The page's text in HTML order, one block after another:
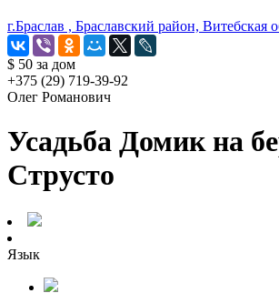
г.Браслав , Браславский район, Витебская
$ 50 за дом
+375 (29) 719-39-92
Олег Романович
Усадьба Домик на
Струсто
Язык